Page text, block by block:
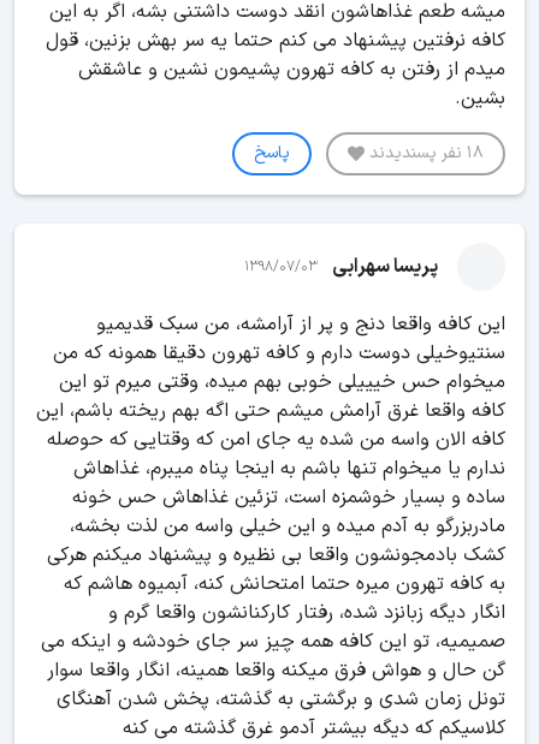
میشه طعم غذاهاشون انقد دوست داشتنی بشه، اگر به این
کافه نرفتین پیشنهاد می کنم حتما یه سر بهش بزنین، قول
میدم از رفتن به کافه تهرون پشیمون نشین و عاشقش
بشین.
18 نفر پسندیدند پاسخ
پریسا سهرابی 1398/07/03
این کافه واقعا دنج و پر از آرامشه، من سبک قدیمیو
سنتیوخیلی دوست دارم و کافه تهرون دقیقا همونه که من
میخوام حس خیییلی خوبی بهم میده، وقتی میرم تو این
کافه واقعا غرق آرامش میشم حتی اگه بهم ریخته باشم، این
کافه الان واسه من شده یه جای امن که وقتایی که حوصله
ندارم یا میخوام تنها باشم به اینجا پناه میبرم، غذاهاش
ساده و بسیار خوشمزه است، تزئین غذاهاش حس خونه
مادربزرگو به آدم میده و این خیلی واسه من لذت بخشه،
کشک بادمجونشون واقعا بی نظیره و پیشنهاد میکنم هرکی
به کافه تهرون میره حتما امتحانش کنه، آبمیوه هاشم که
انگار دیگه زبانزد شده، رفتار کارکنانشون واقعا گرم و
صمیمیه، تو این کافه همه چیز سر جای خودشه و اینکه می
گن حال و هواش فرق میکنه واقعا همینه، انگار واقعا سوار
تونل زمان شدی و برگشتی به گذشته، پخش شدن آهنگای
کلاسیکم که دیگه بیشتر آدمو غرق گذشته می کنه